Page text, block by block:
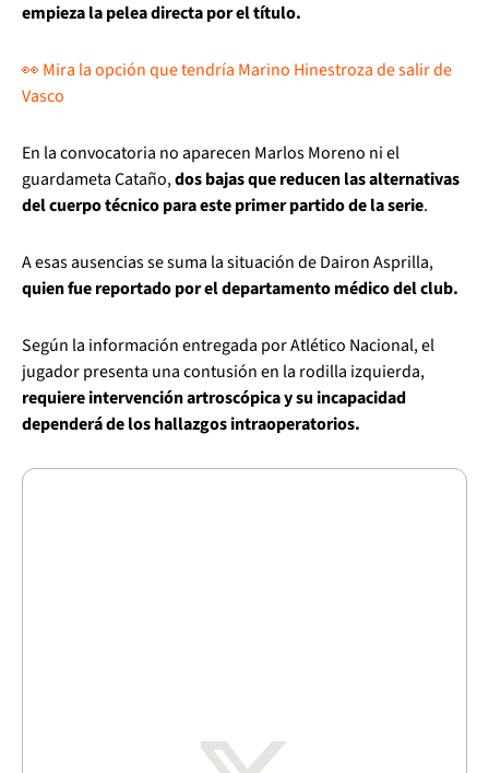
empieza la pelea directa por el título.
👀 Mira la opción que tendría Marino Hinestroza de salir de
Vasco
En la convocatoria no aparecen Marlos Moreno ni el
guardameta Cataño,dos bajas que reducen las alternativas
del cuerpo técnico para este primer partido de la serie.
A esas ausencias se suma la situación de Dairon Asprilla,
quien fue reportado por el departamento médico del club.
Según la información entregada por Atlético Nacional, el
jugador presenta una contusión en la rodilla izquierda,
requiere intervención artroscópica y su incapacidad
dependerá de los hallazgos intraoperatorios.